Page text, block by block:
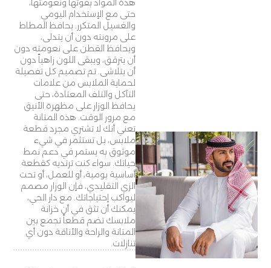
هذه المواد بقوتها ونعومتها،
حتى مع الإستخدام اليومي
والغسيل المتكرر. يحافظ المطاط
على مرونته دون أن يتدلى،
ويحافظ القطن على نعومته دون
أن يترقق، ويبقى اللون زاهياً دون
أن يتلاشى. تم تصميم كل تفصيلة
لحماية الملابس من علامات
التآكل والتلف المعتادة، حتى
يحافظ الوزار على مظهره الأنيق
مع مرور الوقت. هذه المتانة
تعني أنك لا تشتري مجرد قطعة
ملابس، بل تستثمر في شيء
موثوق به يستمر في دعم نمط
حياتك. سواء كنت ترتديه كقطعة
أساسية يومية، أو للعمل، أو تحت
الزي التقليدي، فإن الوزار مصمم
ليواكب إحتياجاتك. مع دار الحي،
يمكنك أن تثق في أن خزانة
ملابسك تضم قطعاً تجمع بين
المتانة والراحة والأناقة دون أي
تنازلات.